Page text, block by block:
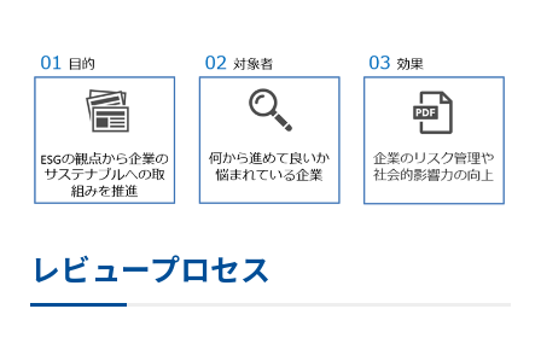
レビュープロセス